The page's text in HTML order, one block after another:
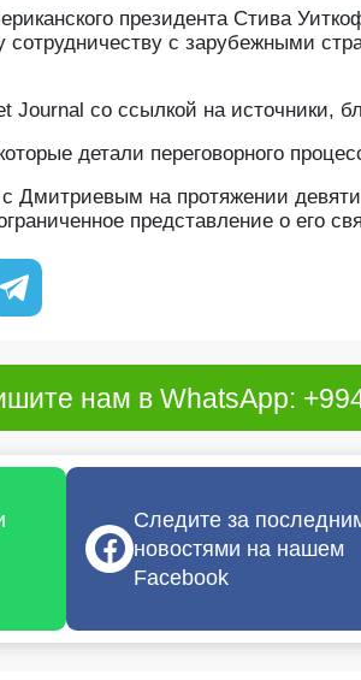
президента Стива
сотрудничеству с зарубежными
Journal со ссылкой на источники,
детали переговорного
Дмитриевым на протяжении
представление о его
нам в WhatsApp:
Следите за
новостями на нашем
Facebook